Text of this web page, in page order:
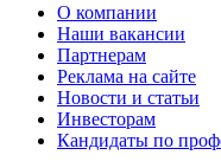
О компании
Наши вакансии
Партнерам
Реклама на сайте
Новости и статьи
Инвесторам
Кандидаты по